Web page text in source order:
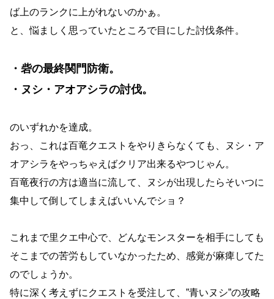
ば上のランクに上がれないのかぁ。
と、悩ましく思っていたところで目にした討伐条件。
・砦の最終関門防衛。
・ヌシ・アオアシラの討伐。
のいずれかを達成。
おっ、これは百竜クエストをやりきらなくても、ヌシ・ア
オアシラをやっちゃえばクリア出来るやつじゃん。
百竜夜行の方は適当に流して、ヌシが出現したらそいつに
集中して倒してしまえばいいんでショ？
これまで里クエ中心で、どんなモンスターを相手にしても
そこまでの苦労もしていなかったため、感覚が麻痺してた
のでしょうか。
特に深く考えずにクエストを受注して、”青いヌシ”の攻略